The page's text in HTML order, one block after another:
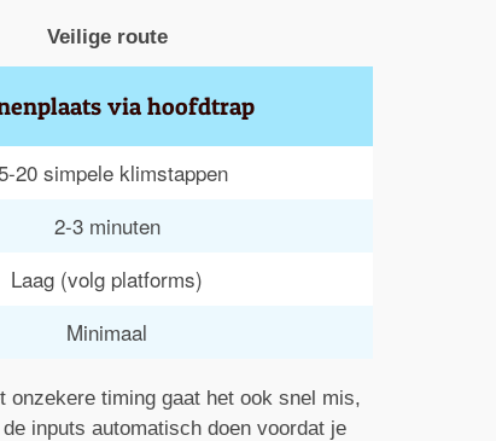
Veilige route
via hoofdtrap
20 simpele klimstappen
2-3 minuten
Laag (volg platforms)
Minimaal
timing gaat het ook snel mis,
inputs automatisch doen voordat je